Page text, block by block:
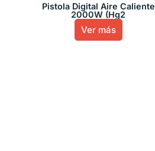
Pistola Digital Aire Caliente
2000W (Hg2
Ver más